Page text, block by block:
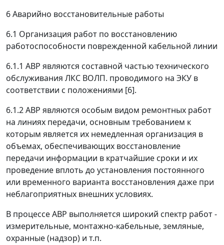
6 Аварийно восстановительные работы
6.1 Организация работ по восстановлению
работоспособности поврежденной кабельной линии
6.1.1 АВР являются составной частью технического
обслуживания ЛКС ВОЛП. проводимого на ЭКУ в
соответствии с положениями [6].
6.1.2 АВР являются особым видом ремонтных работ
на линиях передачи, основным требованием к
которым является их немедленная организация в
объемах, обеспечивающих восстановление
передачи информации в кратчайшие сроки и их
проведение вплоть до установления постоянного
или временного варианта восстановления даже при
неблагоприятных внешних условиях.
В процессе АВР выполняется широкий спектр работ -
измерительные, монтажно-кабельные, земляные,
охранные (надзор) и т.п.